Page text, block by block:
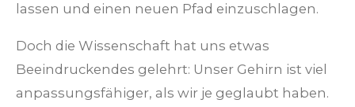
lassen und einen neuen Pfad einzuschlagen.
Doch die Wissenschaft hat uns etwas
Beeindruckendes gelehrt: Unser Gehirn ist viel
anpassungsfähiger, als wir je geglaubt haben.